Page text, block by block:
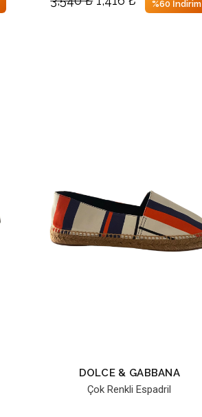
%60 İndirim
DOLCE & GABBANA
Çok Renkli Espadril